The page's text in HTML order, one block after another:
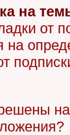
на
от
на